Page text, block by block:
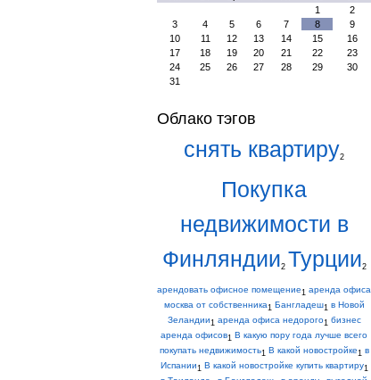
1
2
3
4 5 6 7 8
9
10
11 12 13 14 15
16
17
18 19 20 21 22
23
24
25 26 27 28 29
30
31
Облако тэгов
снять квартиру2
Покупка
недвижимости в
Финляндии2 Турции2
арендовать офисное помещение1 аренда офиса
москва от собственника1 Бангладеш1 в Новой
Зеландии1 аренда офиса недорого1 бизнес
аренда офисов1 В какую пору года лучше всего
покупать недвижимость1 В какой новостройке1 в
Испании1 В какой новостройке купить квартиру1